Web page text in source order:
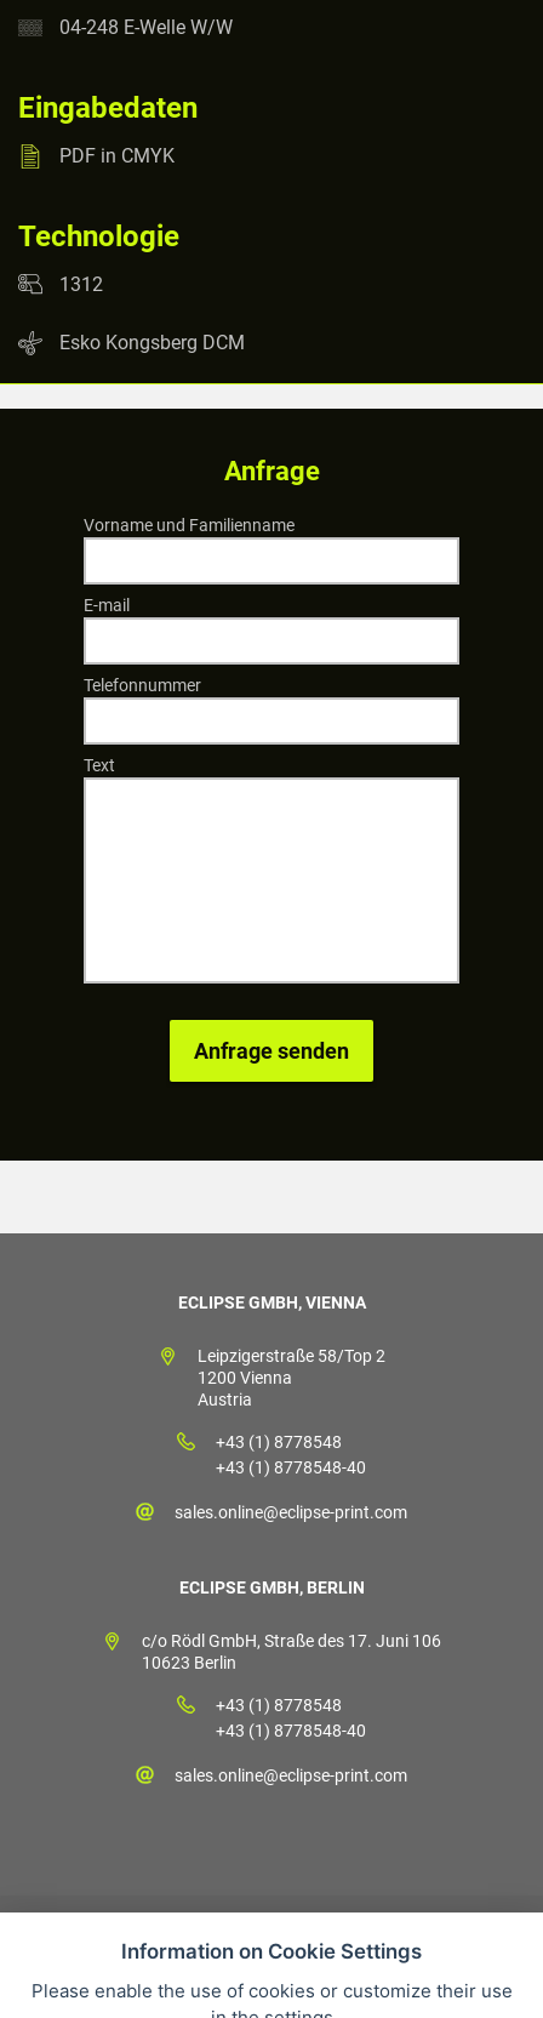
04-248 E-Welle W/W
Eingabedaten
PDF in CMYK
Technologie
1312
Esko Kongsberg DCM
Anfrage
Vorname und Familienname
E-mail
Telefonnummer
Text
ECLIPSE GMBH, VIENNA
Leipzigerstraße 58/Top 2
1200 Vienna
Austria
+43 (1) 8778548
+43 (1) 8778548-40
sales.online@eclipse-print.com
ECLIPSE GMBH, BERLIN
c/o Rödl GmbH, Straße des 17. Juni 106
10623 Berlin
+43 (1) 8778548
+43 (1) 8778548-40
sales.online@eclipse-print.com
Verkaufsbedingungen
Information on Cookie Settings
Please enable the use of cookies or customize their use